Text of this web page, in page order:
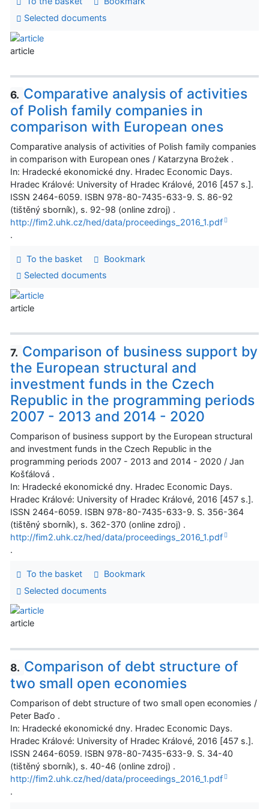
Selected documents
article
6. Comparative analysis of activities
of Polish family companies in
comparison with European ones
Comparative analysis of activities of Polish family companies
in comparison with European ones / Katarzyna Brożek .
In: Hradecké ekonomické dny. Hradec Economic Days.
Hradec Králové: University of Hradec Králové, 2016 [457 s.].
ISSN 2464-6059. ISBN 978-80-7435-633-9. S. 86-92
(tištěný sborník), s. 92-98 (online zdroj) .
http://fim2.uhk.cz/hed/data/proceedings_2016_1.pdf
.
To the basket
Bookmark
Selected documents
article
7. Comparison of business support by
the European structural and
investment funds in the Czech
Republic in the programming periods
2007 - 2013 and 2014 - 2020
Comparison of business support by the European structural
and investment funds in the Czech Republic in the
programming periods 2007 - 2013 and 2014 - 2020 / Jan
Košťálová .
In: Hradecké ekonomické dny. Hradec Economic Days.
Hradec Králové: University of Hradec Králové, 2016 [457 s.].
ISSN 2464-6059. ISBN 978-80-7435-633-9. S. 356-364
(tištěný sborník), s. 362-370 (online zdroj) .
http://fim2.uhk.cz/hed/data/proceedings_2016_1.pdf
.
To the basket
Bookmark
Selected documents
article
8. Comparison of debt structure of
two small open economies
Comparison of debt structure of two small open economies /
Peter Baďo .
In: Hradecké ekonomické dny. Hradec Economic Days.
Hradec Králové: University of Hradec Králové, 2016 [457 s.].
ISSN 2464-6059. ISBN 978-80-7435-633-9. S. 34-40
(tištěný sborník), s. 40-46 (online zdroj) .
http://fim2.uhk.cz/hed/data/proceedings_2016_1.pdf
.